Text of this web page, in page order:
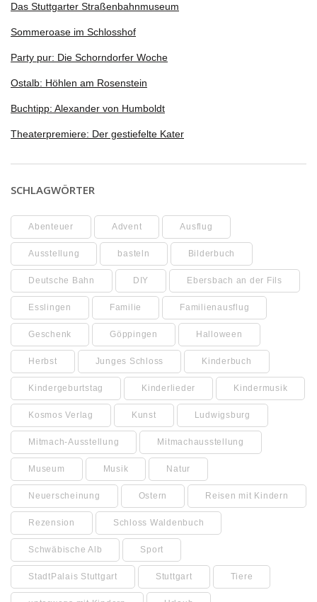
Das Stuttgarter Straßenbahnmuseum
Sommeroase im Schlosshof
Party pur: Die Schorndorfer Woche
Ostalb: Höhlen am Rosenstein
Buchtipp: Alexander von Humboldt
Theaterpremiere: Der gestiefelte Kater
SCHLAGWÖRTER
Abenteuer Advent Ausflug
Ausstellung basteln Bilderbuch
Deutsche Bahn DIY Ebersbach an der Fils
Esslingen Familie Familienausflug
Geschenk Göppingen Halloween
Herbst Junges Schloss Kinderbuch
Kindergeburtstag Kinderlieder Kindermusik
Kosmos Verlag Kunst Ludwigsburg
Mitmach-Ausstellung Mitmachausstellung
Museum Musik Natur
Neuerscheinung Ostern Reisen mit Kindern
Rezension Schloss Waldenbuch
Schwäbische Alb Sport
StadtPalais Stuttgart Stuttgart Tiere